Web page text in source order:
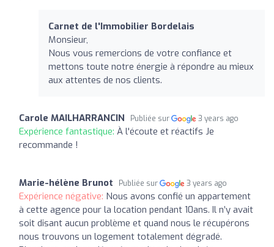
Carnet de l'Immobilier Bordelais
Monsieur,
Nous vous remercions de votre confiance et
mettons toute notre énergie à répondre au mieux
aux attentes de nos clients.
Carole MAILHARRANCIN Publiée sur 3 years ago
Expérience fantastique: À l'écoute et réactifs Je
recommande !
Marie-hélène Brunot Publiée sur 3 years ago
Expérience négative: Nous avons confié un appartement
à cette agence pour la location pendant 10ans. Il n’y avait
soit disant aucun problème et quand nous le récupérons
nous trouvons un logement totalement dégradé.